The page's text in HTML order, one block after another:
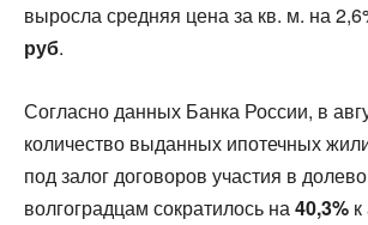
выросла средняя цена за кв. м. на
руб.
Согласно данных Банка России, в
количество выданных ипотечных
под залог договоров участия в
волгоградцам сократилось на40,3%